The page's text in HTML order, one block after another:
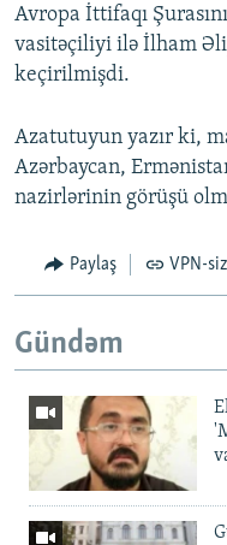
Avropa İttifaqı
vasitəçiliyi ilə İlham
keçirilmişdi.
Azatutuyun yazır ki,
Azərbaycan,
nazirlərinin görüşü
Paylaş VPN-
Gündəm